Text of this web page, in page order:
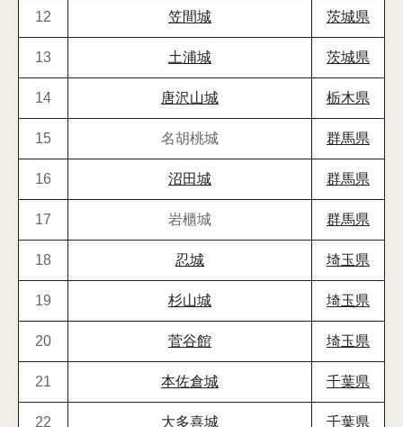
12 笠間城 茨城県
13 土浦城 茨城県
14 唐沢山城 栃木県
15 名胡桃城 群馬県
16 沼田城 群馬県
17 岩櫃城 群馬県
18 忍城 埼玉県
19 杉山城 埼玉県
20 菅谷館 埼玉県
21 本佐倉城 千葉県
22 大多喜城 千葉県